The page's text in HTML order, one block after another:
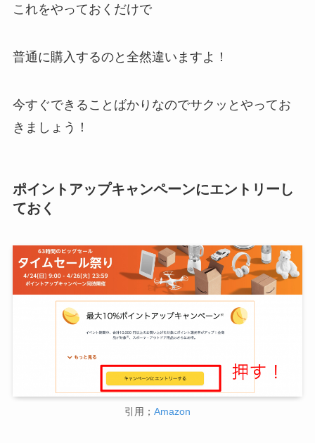
これをやっておくだけで
普通に購入するのと全然違いますよ！
今すぐできることばかりなのでサクッとやってお
きましょう！
ポイントアップキャンペーンにエントリーし
ておく
引用； Amazon